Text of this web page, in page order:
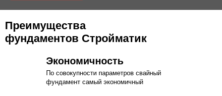
Преимущества
фундаментов Стройматик
Экономичность
По совокупности параметров свайный
фундамент самый экономичный